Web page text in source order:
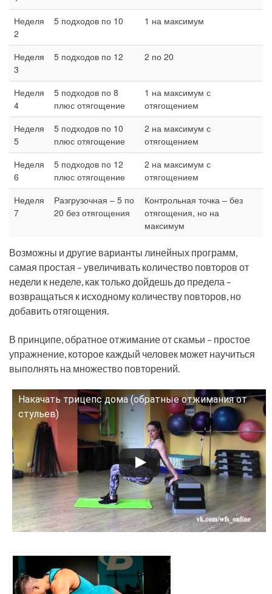
Неделя
2
5 подходов по 10 1 на максимум
Неделя
3
5 подходов по 12 2 по 20
Неделя
4
5 подходов по 8
плюс отягощение
1 на максимум с
отягощением
Неделя
5
5 подходов по 10
плюс отягощение
2 на максимум с
отягощением
Неделя
6
5 подходов по 12
плюс отягощение
2 на максимум с
отягощением
Неделя
7
Разгрузочная – 5 по
20 без отягощения
Контрольная точка – без
отягощения, но на
максимум
Возможны и другие варианты линейных программ,
самая простая – увеличивать количество повторов от
недели к неделе, как только дойдешь до предела –
возвращаться к исходному количеству повторов, но
добавить отягощения.
В принципе, обратное отжимание от скамьи – простое
упражнение, которое каждый человек может научиться
выполнять на множество повторений.
Накачать трицепс дома (обратные отжимания от
стульев)
Смотрите это видео на YouTube